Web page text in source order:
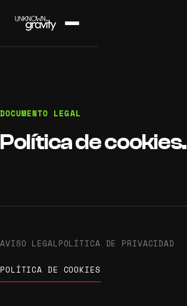
DOCUMENTO LEGAL
Política de cookies.
AVISO LEGALPOLÍTICA DE PRIVACIDAD
POLÍTICA DE COOKIES